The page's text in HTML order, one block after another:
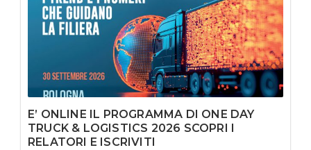
E’ ONLINE IL PROGRAMMA DI ONE DAY
TRUCK & LOGISTICS 2026 SCOPRI I
RELATORI E ISCRIVITI